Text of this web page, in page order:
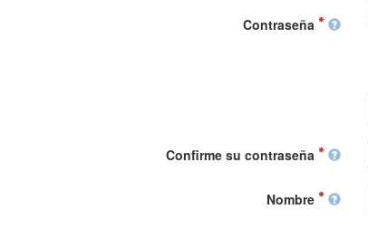
Contraseña
Confirme su contraseña
Nombre